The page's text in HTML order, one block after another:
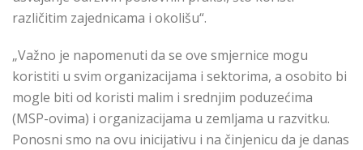
različitim zajednicama i okolišu“.
„Važno je napomenuti da se ove smjernice mogu
koristiti u svim organizacijama i sektorima, a osobito bi
mogle biti od koristi malim i srednjim poduzećima
(MSP-ovima) i organizacijama u zemljama u razvitku.
Ponosni smo na ovu inicijativu i na činjenicu da je danas